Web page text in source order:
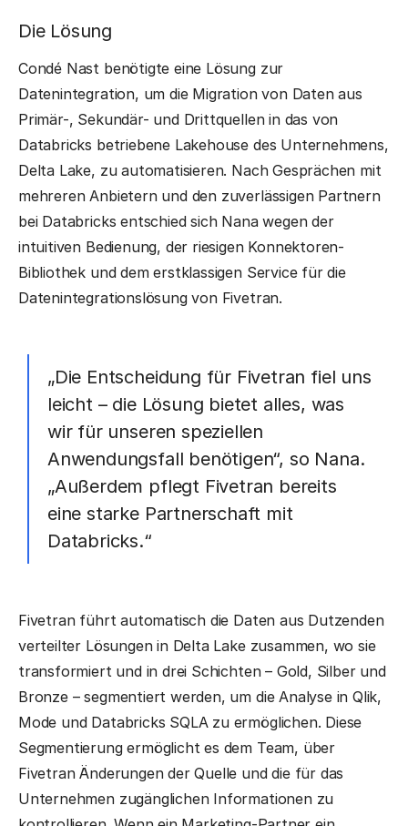
Die Lösung
Condé Nast benötigte eine Lösung zur
Datenintegration, um die Migration von Daten aus
Primär-, Sekundär- und Drittquellen in das von
Databricks betriebene Lakehouse des Unternehmens,
Delta Lake, zu automatisieren. Nach Gesprächen mit
mehreren Anbietern und den zuverlässigen Partnern
bei Databricks entschied sich Nana wegen der
intuitiven Bedienung, der riesigen Konnektoren-
Bibliothek und dem erstklassigen Service für die
Datenintegrationslösung von Fivetran.
„Die Entscheidung für Fivetran fiel uns
leicht – die Lösung bietet alles, was
wir für unseren speziellen
Anwendungsfall benötigen“, so Nana.
„Außerdem pflegt Fivetran bereits
eine starke Partnerschaft mit
Databricks.“
Fivetran führt automatisch die Daten aus Dutzenden
verteilter Lösungen in Delta Lake zusammen, wo sie
transformiert und in drei Schichten – Gold, Silber und
Bronze – segmentiert werden, um die Analyse in Qlik,
Mode und Databricks SQLA zu ermöglichen. Diese
Segmentierung ermöglicht es dem Team, über
Fivetran Änderungen der Quelle und die für das
Unternehmen zugänglichen Informationen zu